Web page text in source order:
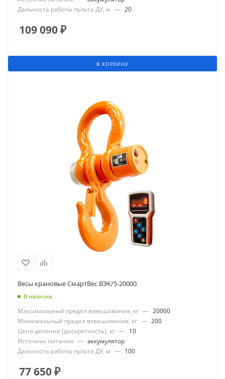
Дальность работы пульта ДУ, м — 20
109 090₽
В КОРЗИНУ
Весы крановые СмартВес ВЭК/5-20000
В наличии
Максимальный предел взвешивания, кг — 20000
Минимальный предел взвешивания, кг — 200
Цена деления (дискретность), кг — 10
Источник питания — аккумулятор
Дальность работы пульта ДУ, м — 100
77 650₽